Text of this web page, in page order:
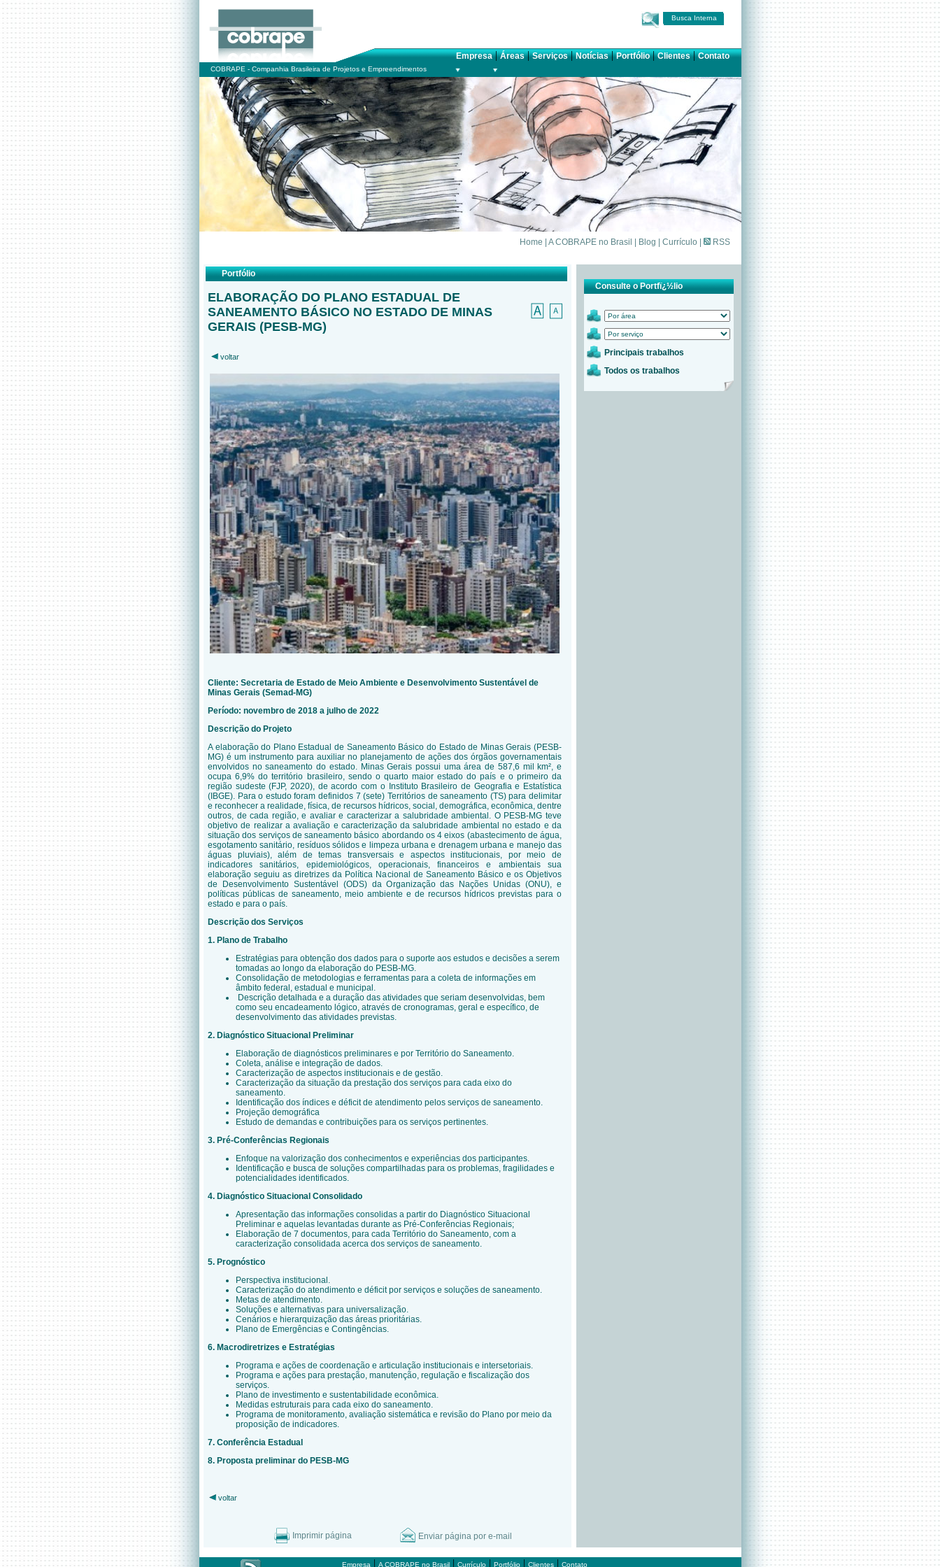
Busca Interna
Empresa|Áreas|Serviços|Notícias|Portfólio|Clientes|Contato
COBRAPE - Companhia Brasileira de Projetos e Empreendimentos
Home A COBRAPE no Brasil Blog Currículo RSS
Portfólio
ELABORAÇÃO DO PLANO ESTADUAL DE
SANEAMENTO BÁSICO NO ESTADO DE MINAS
GERAIS (PESB-MG)
voltar
Cliente: Secretaria de Estado de Meio Ambiente e Desenvolvimento Sustentável de
Minas Gerais (Semad-MG)
Período: novembro de 2018 a julho de 2022
Descrição do Projeto
A elaboração do Plano Estadual de Saneamento Básico do Estado de Minas Gerais (PESB-
MG) é um instrumento para auxiliar no planejamento de ações dos órgãos governamentais
envolvidos no saneamento do estado. Minas Gerais possui uma área de 587,6 mil km², e
ocupa 6,9% do território brasileiro, sendo o quarto maior estado do país e o primeiro da
região sudeste (FJP, 2020), de acordo com o Instituto Brasileiro de Geografia e Estatística
(IBGE). Para o estudo foram definidos 7 (sete) Territórios de saneamento (TS) para delimitar
e reconhecer a realidade, física, de recursos hídricos, social, demográfica, econômica, dentre
outros, de cada região, e avaliar e caracterizar a salubridade ambiental. O PESB-MG teve
objetivo de realizar a avaliação e caracterização da salubridade ambiental no estado e da
situação dos serviços de saneamento básico abordando os 4 eixos (abastecimento de água,
esgotamento sanitário, resíduos sólidos e limpeza urbana e drenagem urbana e manejo das
águas pluviais), além de temas transversais e aspectos institucionais, por meio de
indicadores sanitários, epidemiológicos, operacionais, financeiros e ambientais sua
elaboração seguiu as diretrizes da Política Nacional de Saneamento Básico e os Objetivos
de Desenvolvimento Sustentável (ODS) da Organização das Nações Unidas (ONU), e
políticas públicas de saneamento, meio ambiente e de recursos hídricos previstas para o
estado e para o país.
Descrição dos Serviços
1. Plano de Trabalho
Estratégias para obtenção dos dados para o suporte aos estudos e decisões a serem
tomadas ao longo da elaboração do PESB-MG.
Consolidação de metodologias e ferramentas para a coleta de informações em
âmbito federal, estadual e municipal.
Descrição detalhada e a duração das atividades que seriam desenvolvidas, bem
como seu encadeamento lógico, através de cronogramas, geral e específico, de
desenvolvimento das atividades previstas.
2. Diagnóstico Situacional Preliminar
Elaboração de diagnósticos preliminares e por Território do Saneamento.
Coleta, análise e integração de dados.
Caracterização de aspectos institucionais e de gestão.
Caracterização da situação da prestação dos serviços para cada eixo do
saneamento.
Identificação dos índices e déficit de atendimento pelos serviços de saneamento.
Projeção demográfica
Estudo de demandas e contribuições para os serviços pertinentes.
3. Pré-Conferências Regionais
Enfoque na valorização dos conhecimentos e experiências dos participantes.
Identificação e busca de soluções compartilhadas para os problemas, fragilidades e
potencialidades identificados.
4. Diagnóstico Situacional Consolidado
Apresentação das informações consolidas a partir do Diagnóstico Situacional
Preliminar e aquelas levantadas durante as Pré-Conferências Regionais;
Elaboração de 7 documentos, para cada Território do Saneamento, com a
caracterização consolidada acerca dos serviços de saneamento.
5. Prognóstico
Perspectiva institucional.
Caracterização do atendimento e déficit por serviços e soluções de saneamento.
Metas de atendimento.
Soluções e alternativas para universalização.
Cenários e hierarquização das áreas prioritárias.
Plano de Emergências e Contingências.
6. Macrodiretrizes e Estratégias
Programa e ações de coordenação e articulação institucionais e intersetoriais.
Programa e ações para prestação, manutenção, regulação e fiscalização dos
serviços.
Plano de investimento e sustentabilidade econômica.
Medidas estruturais para cada eixo do saneamento.
Programa de monitoramento, avaliação sistemática e revisão do Plano por meio da
proposição de indicadores.
7. Conferência Estadual
8. Proposta preliminar do PESB-MG
voltar
Imprimir página Enviar página por e-mail
Consulte o Portfï¿½lio
Principais trabalhos
Todos os trabalhos
Empresa | A COBRAPE no Brasil| Currículo| Portfólio| Clientes| Contato